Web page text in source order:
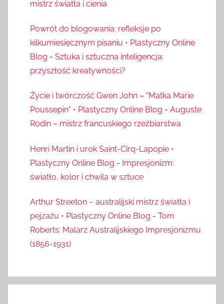
mistrz światła i cienia
Powrót do blogowania: refleksje po
kilkumiesięcznym pisaniu • Plastyczny Online
Blog - Sztuka i sztuczna inteligencja:
przyszłość kreatywności?
Życie i twórczość Gwen John – "Matka Marie
Poussepin" • Plastyczny Online Blog - Auguste
Rodin – mistrz francuskiego rzeźbiarstwa
Henri Martin i urok Saint-Cirq-Lapopie •
Plastyczny Online Blog - Impresjonizm:
światło, kolor i chwila w sztuce
Arthur Streeton – australijski mistrz światła i
pejzażu • Plastyczny Online Blog - Tom
Roberts: Malarz Australijskiego Impresjonizmu
(1856-1931)